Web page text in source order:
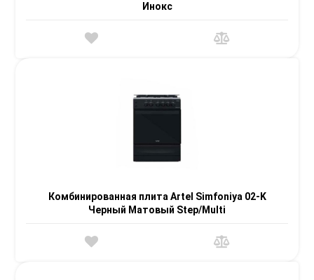
Инокс
Комбинированная плита Artel Simfoniya 02-K
Черный Матовый Step/Multi